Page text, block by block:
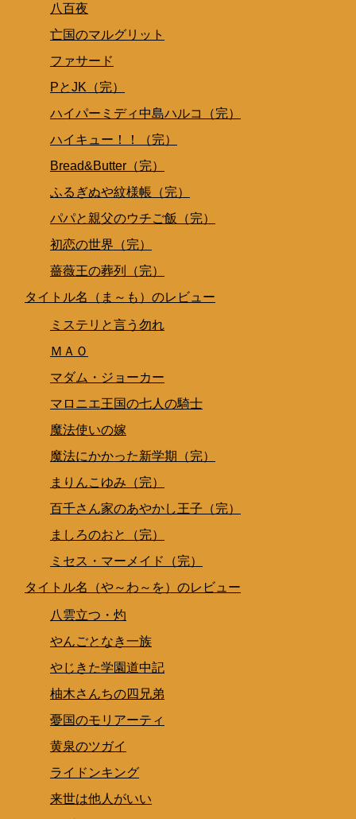
八百夜
亡国のマルグリット
ファサード
PとJK（完）
ハイパーミディ中島ハルコ（完）
ハイキュー！！（完）
Bread&Butter（完）
ふるぎぬや紋様帳（完）
パパと親父のウチご飯（完）
初恋の世界（完）
薔薇王の葬列（完）
タイトル名（ま～も）のレビュー
ミステリと言う勿れ
ＭＡＯ
マダム・ジョーカー
マロニエ王国の七人の騎士
魔法使いの嫁
魔法にかかった新学期（完）
まりんこゆみ（完）
百千さん家のあやかし王子（完）
ましろのおと（完）
ミセス・マーメイド（完）
タイトル名（や～わ～を）のレビュー
八雲立つ・灼
やんごとなき一族
やじきた学園道中記
柚木さんちの四兄弟
憂国のモリアーティ
黄泉のツガイ
ライドンキング
来世は他人がいい